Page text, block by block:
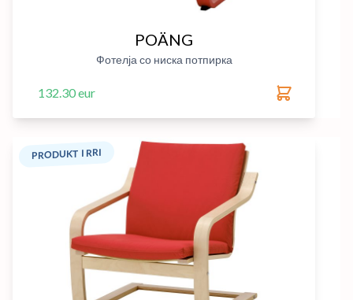
POÄNG
Фотелја со ниска потпирка
132.30 eur
PRODUKT I RRI